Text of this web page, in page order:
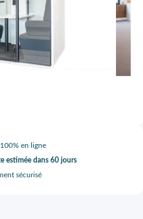
100% en ligne
estimée dans 60 jours
sécurisé